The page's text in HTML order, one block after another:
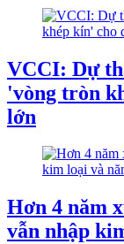
VCCI: Dự
'vòng tròn
lớn
Hơn 4 năm
vẫn nhập